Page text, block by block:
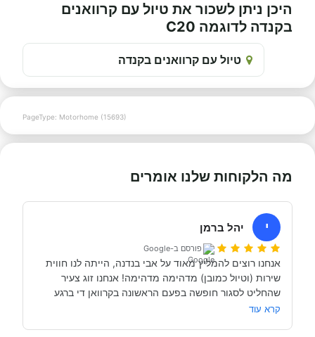
היכן ניתן לשכור את טיול עם קרוואנים
בקנדה לדוגמה C20
טיול עם קרוואנים בקנדה
PageType: Motorhome (15693)
מה הלקוחות שלנו אומרים
י יהל ברמן
פורסם ב-Google
קרא עוד